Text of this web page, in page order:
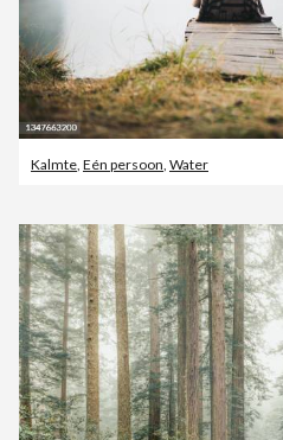
Kalmte, Eén persoon, Water